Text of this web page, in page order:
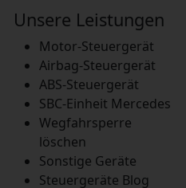
Unsere Leistungen
Motor-Steuergerät
Airbag-Steuergerät
ABS-Steuergerät
SBC-Einheit Mercedes
Wegfahrsperre
löschen
Sonstige Geräte
Steuergeräte Blog